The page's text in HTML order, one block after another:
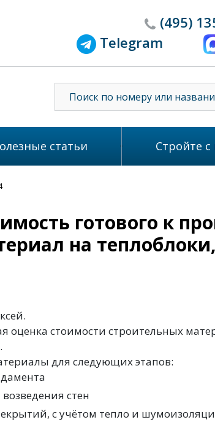
(495)
Telegram
статьи Стройте
готового к
на
оценка стоимости строительных
для следующих этапов:
стен
с учётом тепло и